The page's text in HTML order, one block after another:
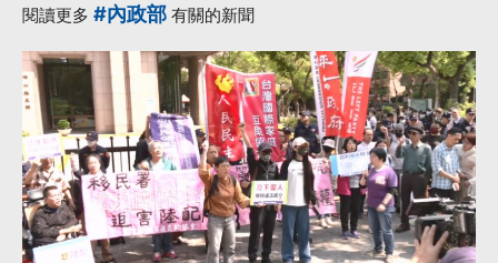
閱讀更多 #內政部 有關的新聞